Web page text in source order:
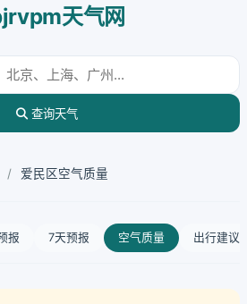
天气网
查询天气
/ 爱民区空气质量
报 7天预报 空气质量 出行建议